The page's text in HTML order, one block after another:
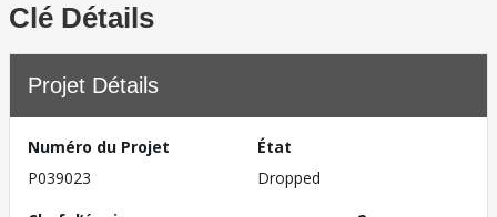
Clé Détails
Projet Détails
Numéro du Projet
P039023
État
Dropped